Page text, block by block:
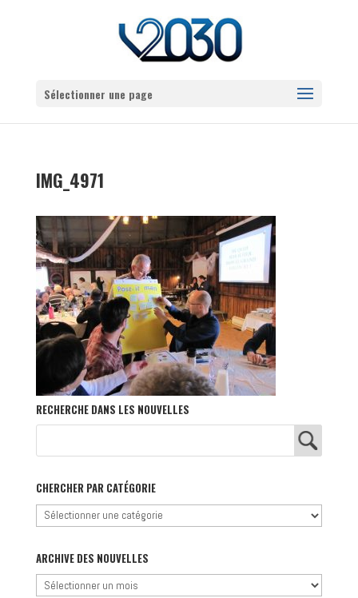
Sélectionner une page
IMG_4971
RECHERCHE DANS LES NOUVELLES
CHERCHER PAR CATÉGORIE
Chercher
catégorie
ARCHIVE DES NOUVELLES
Archive